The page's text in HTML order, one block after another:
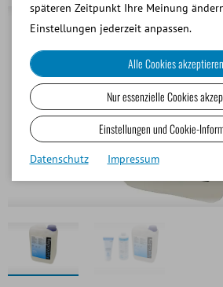
späteren Zeitpunkt Ihre Meinung
Einstellungen jederzeit anpassen.
Alle Cookies akzeptieren
Nur essenzielle Cookies
Einstellungen und Cookie-
Datenschutz Impressum